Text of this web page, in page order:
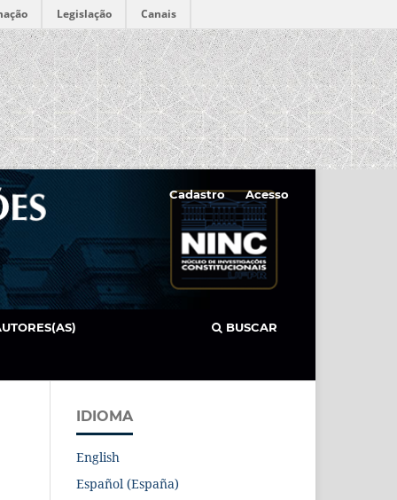
Legislação Canais
BUSCAR
Cadastro Acesso
IDIOMA
English
Español (España)